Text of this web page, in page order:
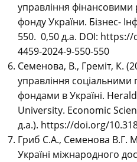
управління фінансовими
фонду України. Бізнес-
550. 0,50 д.а. DOI:
4459-2024-9-550-550
Семенова, В., Греміт, К.
управління
фондами в Україні.
University. Economic
д.а.). https://doi.org/
Гриб С.А., Семенова В.Г.
Україні міжнародного